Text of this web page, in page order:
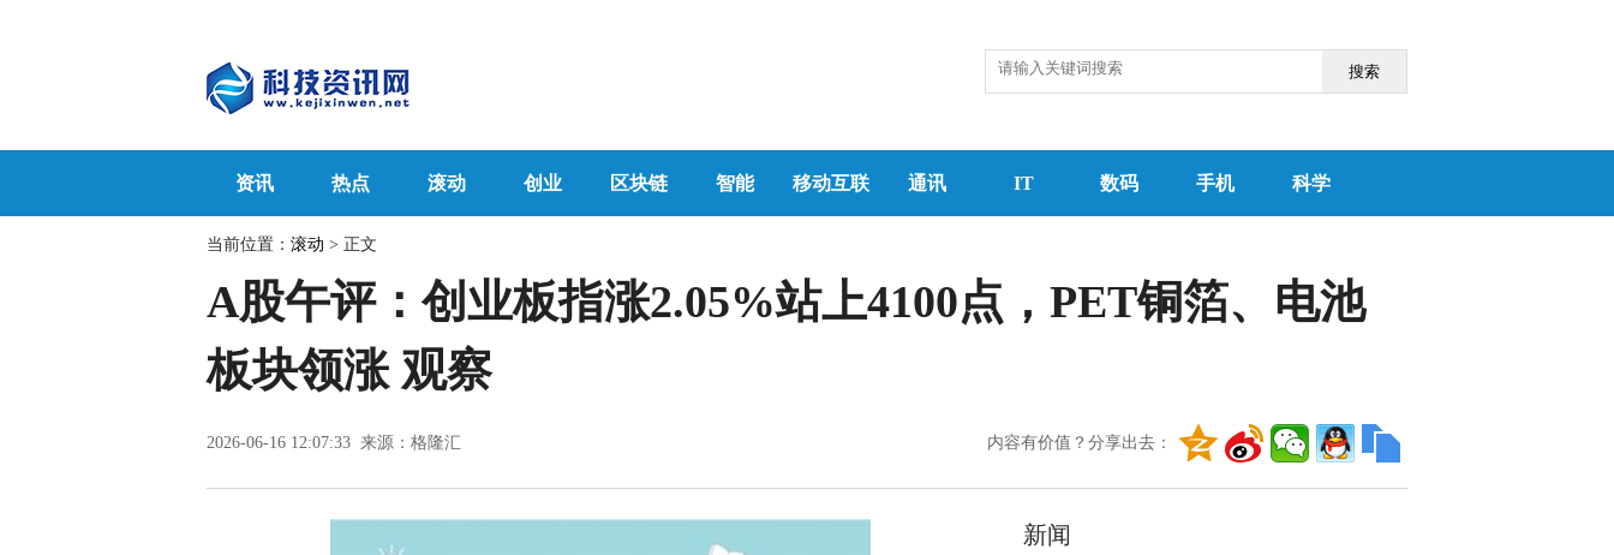
搜索
资讯 热点 滚动 创业 区块链 智能 移动互联 通讯 IT 数码 手机 科学
当前位置： 滚动 > 正文
A股午评：创业板指涨2.05%站上4100点，PET铜箔、电池
板块领涨 观察
2026-06-16 12:07:33 来源：格隆汇 内容有价值？分享出去：
新闻